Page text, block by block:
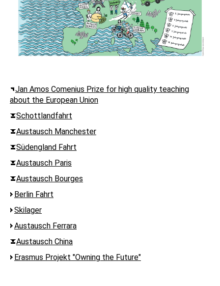
Jan Amos Comenius Prize for high quality teaching
about the European Union
Schottlandfahrt
Austausch Manchester
Südengland Fahrt
Austausch Paris
Austausch Bourges
Berlin Fahrt
Skilager
Austausch Ferrara
Austausch China
Erasmus Projekt "Owning the Future"